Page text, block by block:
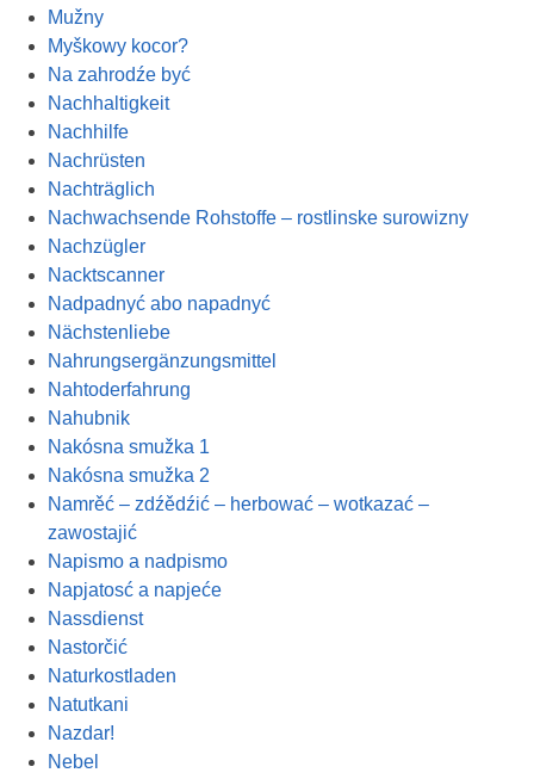
Mužny
Myškowy kocor?
Na zahrodźe być
Nachhaltigkeit
Nachhilfe
Nachrüsten
Nachträglich
Nachwachsende Rohstoffe – rostlinske surowizny
Nachzügler
Nacktscanner
Nadpadnyć abo napadnyć
Nächstenliebe
Nahrungsergänzungsmittel
Nahtoderfahrung
Nahubnik
Nakósna smužka 1
Nakósna smužka 2
Namrěć – zdźědźić – herbować – wotkazać –
zawostajić
Napismo a nadpismo
Napjatosć a napjeće
Nassdienst
Nastorčić
Naturkostladen
Natutkani
Nazdar!
Nebel